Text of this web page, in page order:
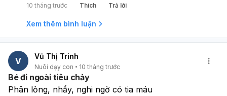
10 tháng trước Thích Trả lời
Xem thêm bình luận
V Vũ Thị Trinh
Nuôi dạy con 10 tháng trước
Bé đi ngoài tiêu chảy
Phân lỏng, nhầy, nghi ngờ có tia máu